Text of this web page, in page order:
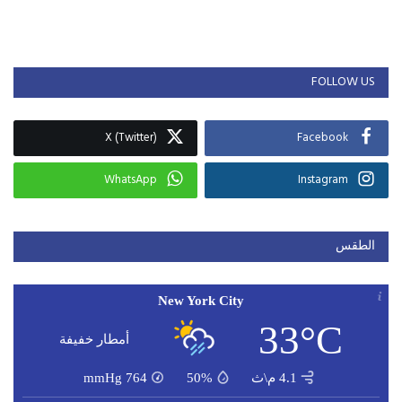
FOLLOW US
Facebook
X (Twitter)
Instagram
WhatsApp
الطقس
New York City
33°C أمطار خفيفة
4.1 م\ث 50%
764
mmHg